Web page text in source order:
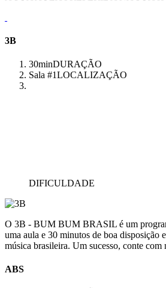
3B
30minDURAÇÃO
Sala #1LOCALIZAÇÃO
DIFICULDADE
O 3B - BUM BUM BRASIL é um
uma aula e 30 minutos de boa disposição
música brasileira. Um sucesso, conte com
ABS